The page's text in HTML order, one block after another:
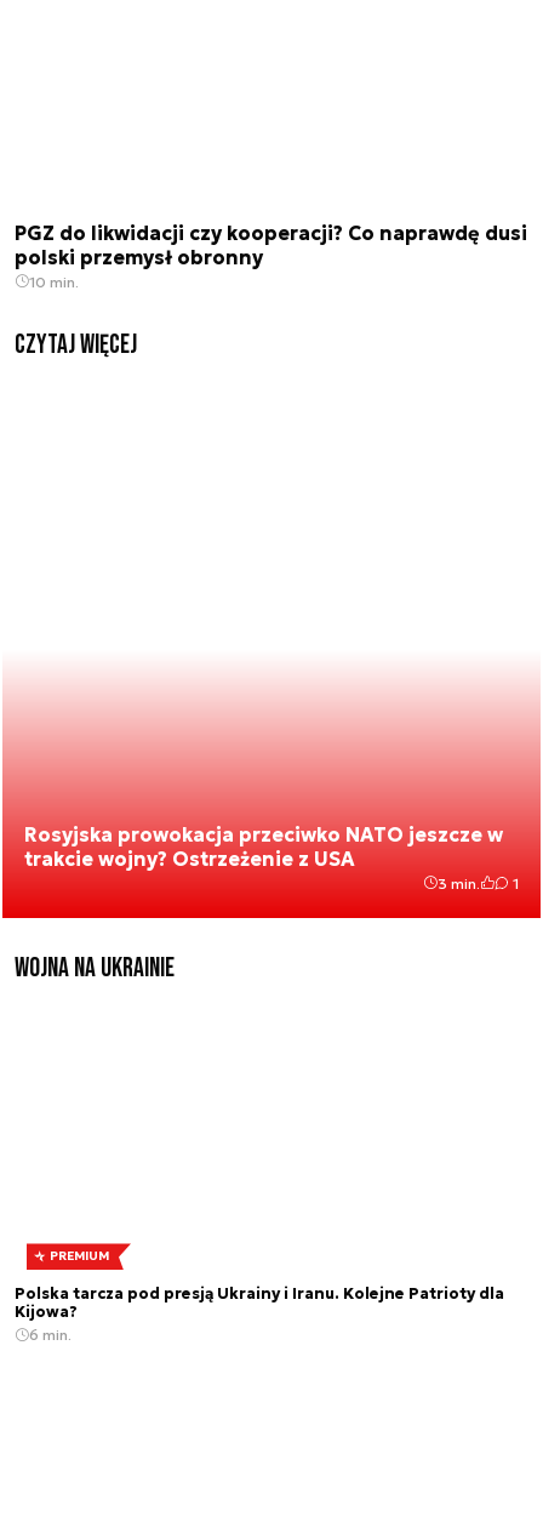
PGZ do likwidacji czy kooperacji? Co naprawdę dusi
polski przemysł obronny
10 min.
czytaj więcej
Rosyjska prowokacja przeciwko NATO jeszcze w
trakcie wojny? Ostrzeżenie z USA
3 min. 1
Wojna na Ukrainie
PREMIUM
Polska tarcza pod presją Ukrainy i Iranu. Kolejne Patrioty dla
Kijowa?
6 min.